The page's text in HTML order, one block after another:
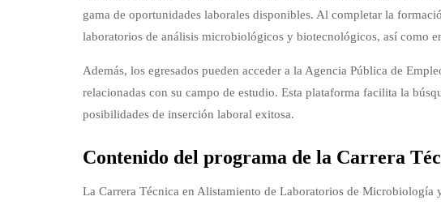
gama de oportunidades laborales disponibles. Al completar la
laboratorios de análisis microbiológicos y biotecnológicos, así como
Además, los egresados pueden acceder a la Agencia Pública de
relacionadas con su campo de estudio. Esta plataforma facilita la
posibilidades de inserción laboral exitosa.
Contenido del programa de la Carrera
La Carrera Técnica en Alistamiento de Laboratorios de